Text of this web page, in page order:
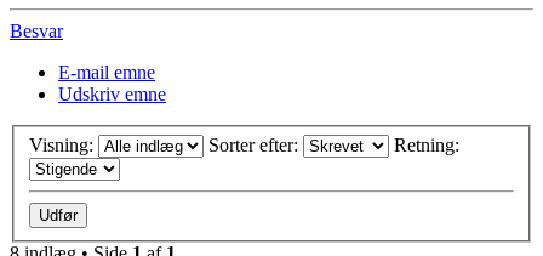
Besvar
E-mail emne
Udskriv emne
Visning: Sorter efter: Retning: